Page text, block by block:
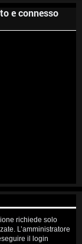
e connesso
richiede solo
L’amministratore
il login